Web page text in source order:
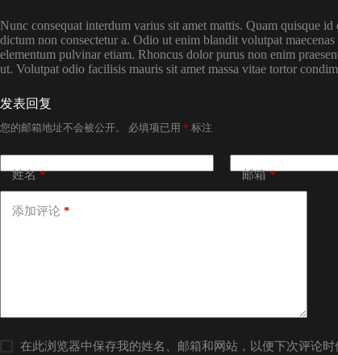
Nunc consequat interdum varius sit amet mattis. Quam quisque
dictum non consectetur a. Odio ut enim blandit volutpat
elementum pulvinar etiam. Rhoncus dolor purus non enim
ut. Volutpat odio facilisis mauris sit amet massa vitae tortor
发表回复
您的邮箱地址不会被公开。 必填项已用 * 标注
姓名* 邮箱*
添加评论 *
在此浏览器中保存我的姓名、邮箱和网站，以便下次评论时